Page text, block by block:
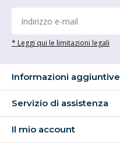
* Leggi qui le limitazioni legali
Informazioni aggiuntive
Servizio di assistenza
Il mio account